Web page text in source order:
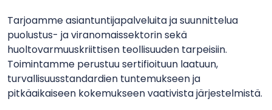
Tarjoamme asiantuntijapalveluita ja suunnittelua
puolustus- ja viranomaissektorin sekä
huoltovarmuuskriittisen teollisuuden tarpeisiin.
Toimintamme perustuu sertifioituun laatuun,
turvallisuusstandardien tuntemukseen ja
pitkäaikaiseen kokemukseen vaativista järjestelmistä.